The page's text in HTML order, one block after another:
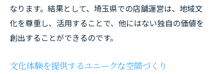
なります。結果として、埼玉県での店舗運営は、地域文
化を尊重し、活用することで、他にはない独自の価値を
創出することができるのです。
文化体験を提供するユニークな空間づくり